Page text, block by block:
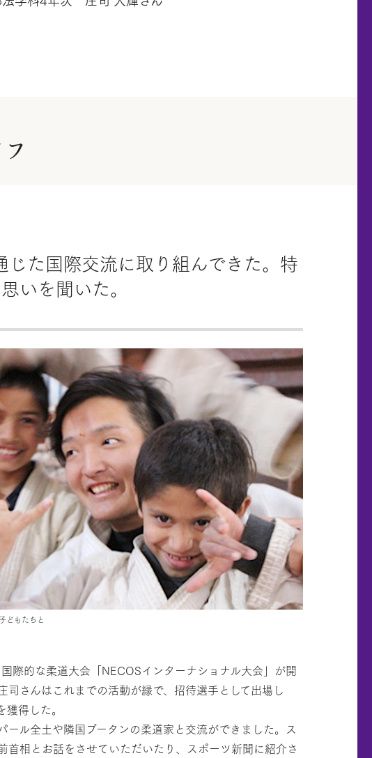
た国際交流に取り組んできた。特
いを聞いた。
どもたちと
際的な柔道大会「NECOSインターナショナル大会」が開
司さんはこれまでの活動が縁で、招待選手として出場し
得した。
ール全土や隣国ブータンの柔道家と交流ができました。ス
首相とお話をさせていただいたり、スポーツ新聞に紹介さ